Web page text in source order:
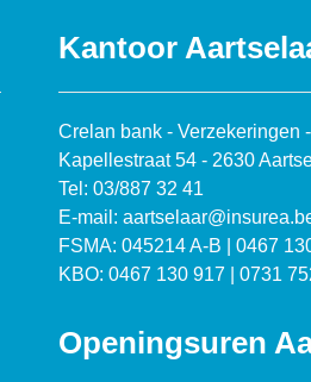
Kantoor
Crelan bank - Verzekeringen
Kapellestraat 54 - 2630
Tel: 03/887 32 41
E-mail:
FSMA: 045214 A-B | 0467
KBO: 0467 130 917 | 0731
Openingsuren